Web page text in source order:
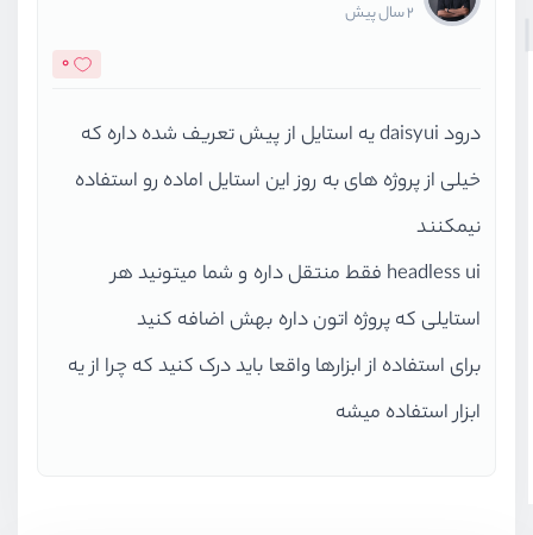
2 سال پیش
0
درود daisyui یه استایل از پیش تعریف شده داره که
خیلی از پروژه های به روز این استایل اماده رو استفاده
نیمکنند
headless ui فقط منتقل داره و شما میتونید هر
استایلی که پروژه اتون داره بهش اضافه کنید
برای استفاده از ابزارها واقعا باید درک کنید که چرا از یه
ابزار استفاده میشه